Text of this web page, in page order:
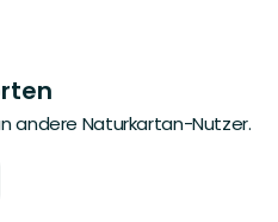
andere Naturkartan-Nutzer.